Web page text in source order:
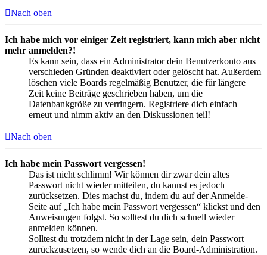
Nach oben
Ich habe mich vor einiger Zeit registriert, kann mich aber nicht
mehr anmelden?!
Es kann sein, dass ein Administrator dein Benutzerkonto aus
verschieden Gründen deaktiviert oder gelöscht hat. Außerdem
löschen viele Boards regelmäßig Benutzer, die für längere
Zeit keine Beiträge geschrieben haben, um die
Datenbankgröße zu verringern. Registriere dich einfach
erneut und nimm aktiv an den Diskussionen teil!
Nach oben
Ich habe mein Passwort vergessen!
Das ist nicht schlimm! Wir können dir zwar dein altes
Passwort nicht wieder mitteilen, du kannst es jedoch
zurücksetzen. Dies machst du, indem du auf der Anmelde-
Seite auf „Ich habe mein Passwort vergessen“ klickst und den
Anweisungen folgst. So solltest du dich schnell wieder
anmelden können.
Solltest du trotzdem nicht in der Lage sein, dein Passwort
zurückzusetzen, so wende dich an die Board-Administration.